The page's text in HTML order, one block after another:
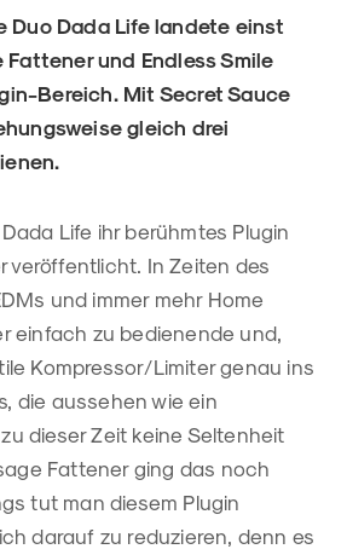
Duo Dada Life landete einst
Fattener und Endless Smile
Bereich. Mit Secret Sauce
gleich drei
Life ihr berühmtes Plugin
veröffentlicht. In Zeiten des
und immer mehr Home
einfach zu bedienende und,
Kompressor/Limiter genau ins
die aussehen wie ein
dieser Zeit keine Seltenheit
Fattener ging das noch
tut man diesem Plugin
darauf zu reduzieren, denn es